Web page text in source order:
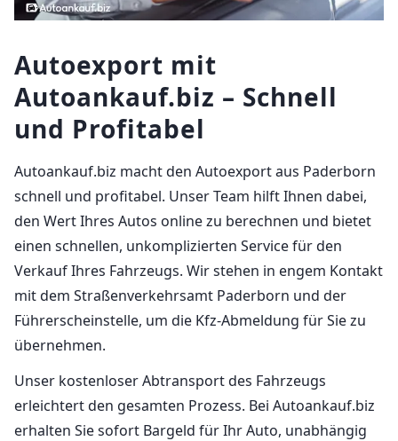
Autoexport mit
Autoankauf.biz – Schnell
und Profitabel
Autoankauf.biz macht den Autoexport aus Paderborn
schnell und profitabel. Unser Team hilft Ihnen dabei,
den Wert Ihres Autos online zu berechnen und bietet
einen schnellen, unkomplizierten Service für den
Verkauf Ihres Fahrzeugs. Wir stehen in engem Kontakt
mit dem Straßenverkehrsamt Paderborn und der
Führerscheinstelle, um die Kfz-Abmeldung für Sie zu
übernehmen.
Unser kostenloser Abtransport des Fahrzeugs
erleichtert den gesamten Prozess. Bei Autoankauf.biz
erhalten Sie sofort Bargeld für Ihr Auto, unabhängig